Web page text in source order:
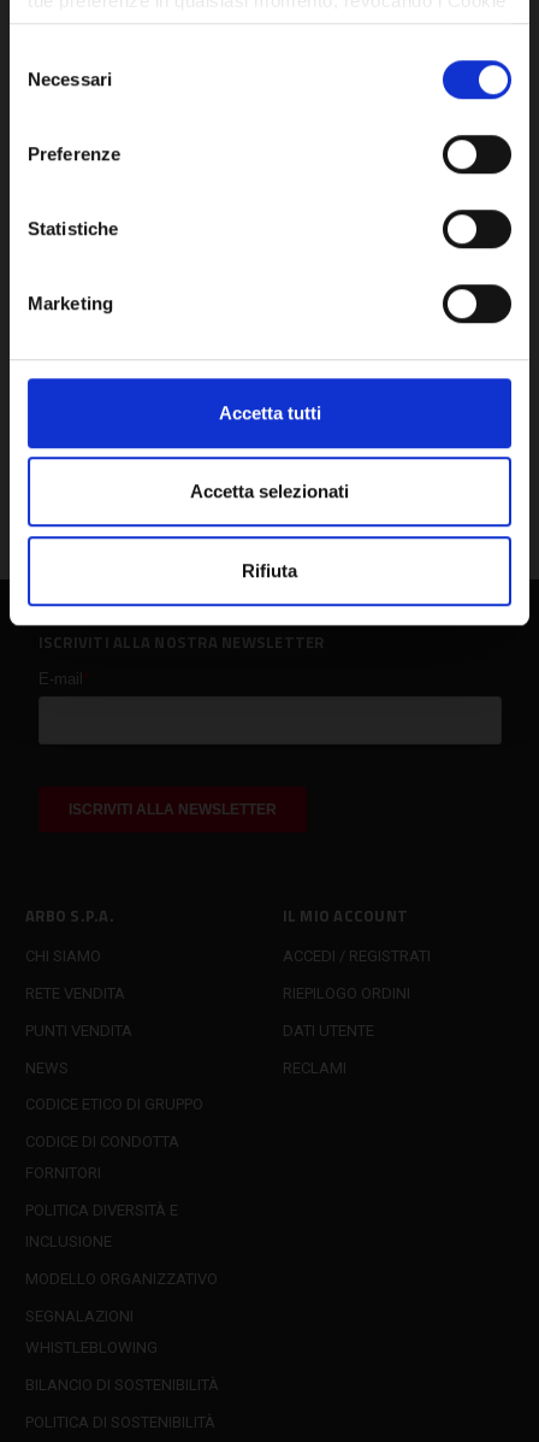
precedentemente autorizzati, direttamente dalle
delNecessari
Preferenze
Statistiche
Marketing
Accetta tutti
Accetta selezionati
Rifiuta
BA7222414
ARBO S.P.A.
CHI SIAMO
RETE VENDITA
PUNTI VENDITA
NEWS
CODICE ETICO DI GRUPPO
CODICE DI CONDOTTA
FORNITORI
POLITICA DIVERSITÀ E
INCLUSIONE
MODELLO ORGANIZZATIVO
SEGNALAZIONI
WHISTLEBLOWING
BILANCIO DI SOSTENIBILITÀ
POLITICA DI SOSTENIBILITÀ
IL MIO ACCOUNT
ACCEDI / REGISTRATI
RIEPILOGO ORDINI
DATI UTENTE
RECLAMI
ISCRIVITI ALLA NOSTRA NEWSLETTER